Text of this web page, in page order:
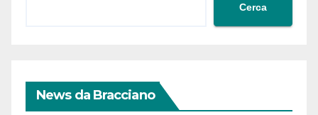
Cerca
News da Bracciano